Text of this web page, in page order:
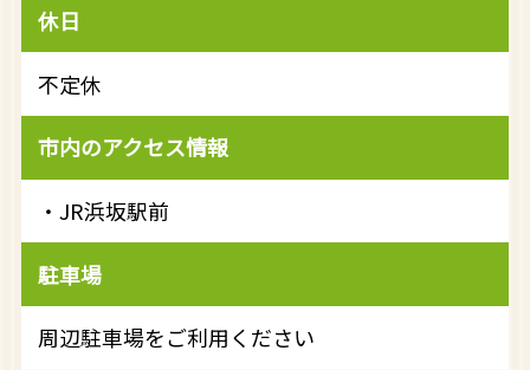
休日
不定休
市内のアクセス情報
・JR浜坂駅前
駐車場
周辺駐車場をご利用ください